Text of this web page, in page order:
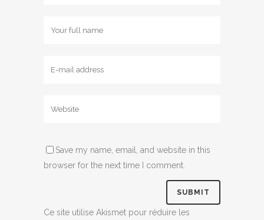
Save my name, email, and website in this
browser for the next time I comment.
Ce site utilise Akismet pour réduire les